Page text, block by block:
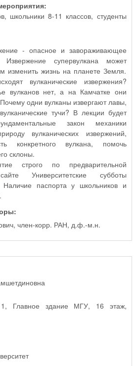
школьники 8-11 классов, студенты
- опасное и завораживающее
Извержение супервулкана может
изменить жизнь на планете Земля.
вулканические извержения?
вулканов нет, а на Камчатке они
одни вулканы извергают лавы,
тучи? В лекции будет
закон механики
вулканических извержений,
конкретного вулкана, помочь
склоны.
строго по предварительной
Университетские субботы
паспорта у школьников и
член-корр. РАН, д.ф.-м.н.
Главное здание МГУ, 16 этаж,